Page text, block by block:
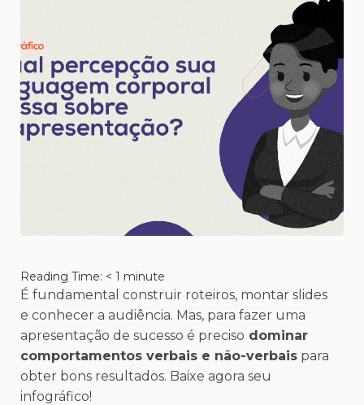
Reading Time: < 1 minute
É fundamental construir roteiros, montar slides
e conhecer a audiência. Mas, para fazer uma
apresentação de sucesso é preciso dominar
comportamentos verbais e não-verbais para
obter bons resultados. Baixe agora seu
infográfico!